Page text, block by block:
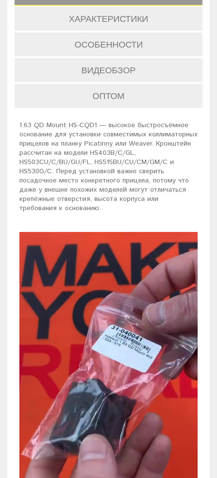
ХАРАКТЕРИСТИКИ
ОСОБЕННОСТИ
ВИДЕОБЗОР
ОПТОМ
1.63 QD Mount HS-CQD1 — высокое быстросъёмное
основание для установки совместимых коллиматорных
прицелов на планку Picatinny или Weaver. Кронштейн
рассчитан на модели HS403B/C/GL,
HS503CU/C/BU/GU/FL, HS515BU/CU/CM/GM/C и
HS530G/C. Перед установкой важно сверить
посадочное место конкретного прицела, потому что
даже у внешне похожих моделей могут отличаться
крепёжные отверстия, высота корпуса или
требования к основанию.